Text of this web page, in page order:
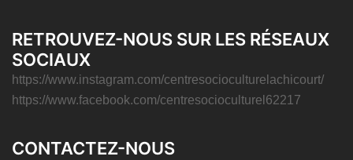
RETROUVEZ-NOUS SUR LES RÉSEAUX
SOCIAUX
https://www.instagram.com/centresocioculturelachicourt/
https://www.facebook.com/centresocioculturel62217
CONTACTEZ-NOUS